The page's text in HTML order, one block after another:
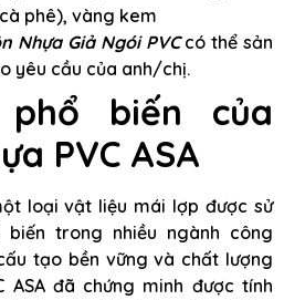
phê), vàng kem
Nhựa Giả Ngói PVC có thể sản
yêu cầu của anh/chị.
biến của
PVC ASA
loại vật liệu mái lợp được sử
trong nhiều ngành công
tạo bền vững và chất lượng
ASA đã chứng minh được tính